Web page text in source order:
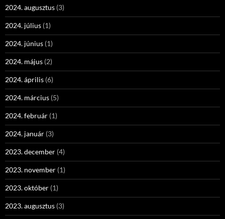
2024. augusztus (3)
2024. július (1)
2024. június (1)
2024. május (2)
2024. április (6)
2024. március (5)
2024. február (1)
2024. január (3)
2023. december (4)
2023. november (1)
2023. október (1)
2023. augusztus (3)